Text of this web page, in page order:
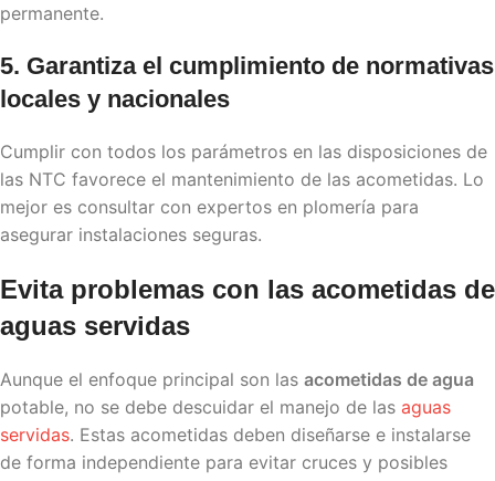
permanente.
5. Garantiza el cumplimiento de normativas
locales y nacionales
Cumplir con todos los parámetros en las disposiciones de
las NTC favorece el mantenimiento de las acometidas. Lo
mejor es consultar con expertos en plomería para
asegurar instalaciones seguras.
Evita problemas con las acometidas de
aguas servidas
Aunque el enfoque principal son las acometidas de agua
potable, no se debe descuidar el manejo de las aguas
servidas. Estas acometidas deben diseñarse e instalarse
de forma independiente para evitar cruces y posibles